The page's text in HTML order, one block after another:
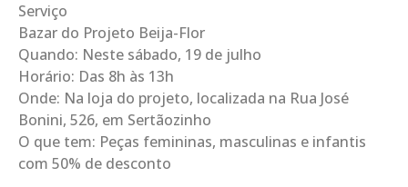
Serviço
Bazar do Projeto Beija-Flor
Quando: Neste sábado, 19 de julho
Horário: Das 8h às 13h
Onde: Na loja do projeto, localizada na Rua José
Bonini, 526, em Sertãozinho
O que tem: Peças femininas, masculinas e infantis
com 50% de desconto